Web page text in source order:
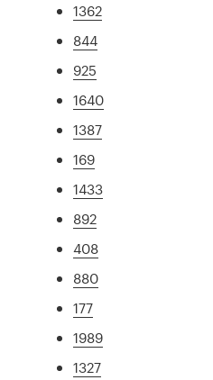
1362
844
925
1640
1387
169
1433
892
408
880
177
1989
1327